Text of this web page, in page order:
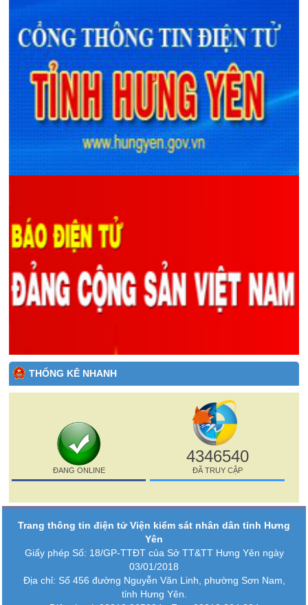
THỐNG KÊ NHANH
ĐANG ONLINE
4346540
ĐÃ TRUY CẬP
Trang thông tin điện tử Viện kiểm sát nhân dân tỉnh Hưng
Yên
Giấy phép Số: 18/GP-TTĐT của Sở TT&TT Hưng Yên ngày
03/01/2018
Địa chỉ: Số 456 đường Nguyễn Văn Linh, phường Sơn Nam,
tỉnh Hưng Yên.